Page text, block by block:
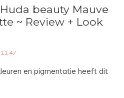
beauty Mauve
~ Review + Look
en pigmentatie heeft dit